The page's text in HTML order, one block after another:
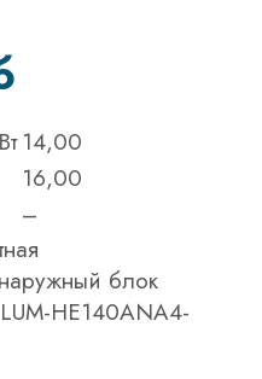
14,00
16,00
–
блок
HE140ANA4-